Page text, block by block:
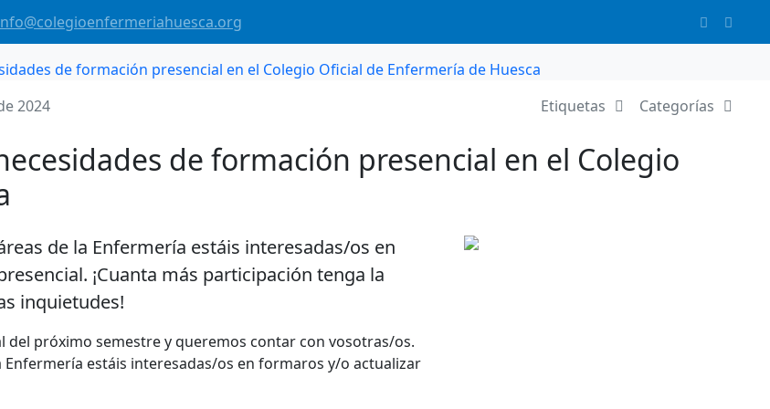
de formación presencial en el Colegio Oficial de Enfermería de Huesca
2024 Categorías
Etiquetas
de formación presencial en el Colegio
de la Enfermería estáis interesadas/os en
¡Cuanta más participación tenga la
inquietudes!
próximo semestre y queremos contar con vosotras/os.
estáis interesadas/os en formaros y/o actualizar